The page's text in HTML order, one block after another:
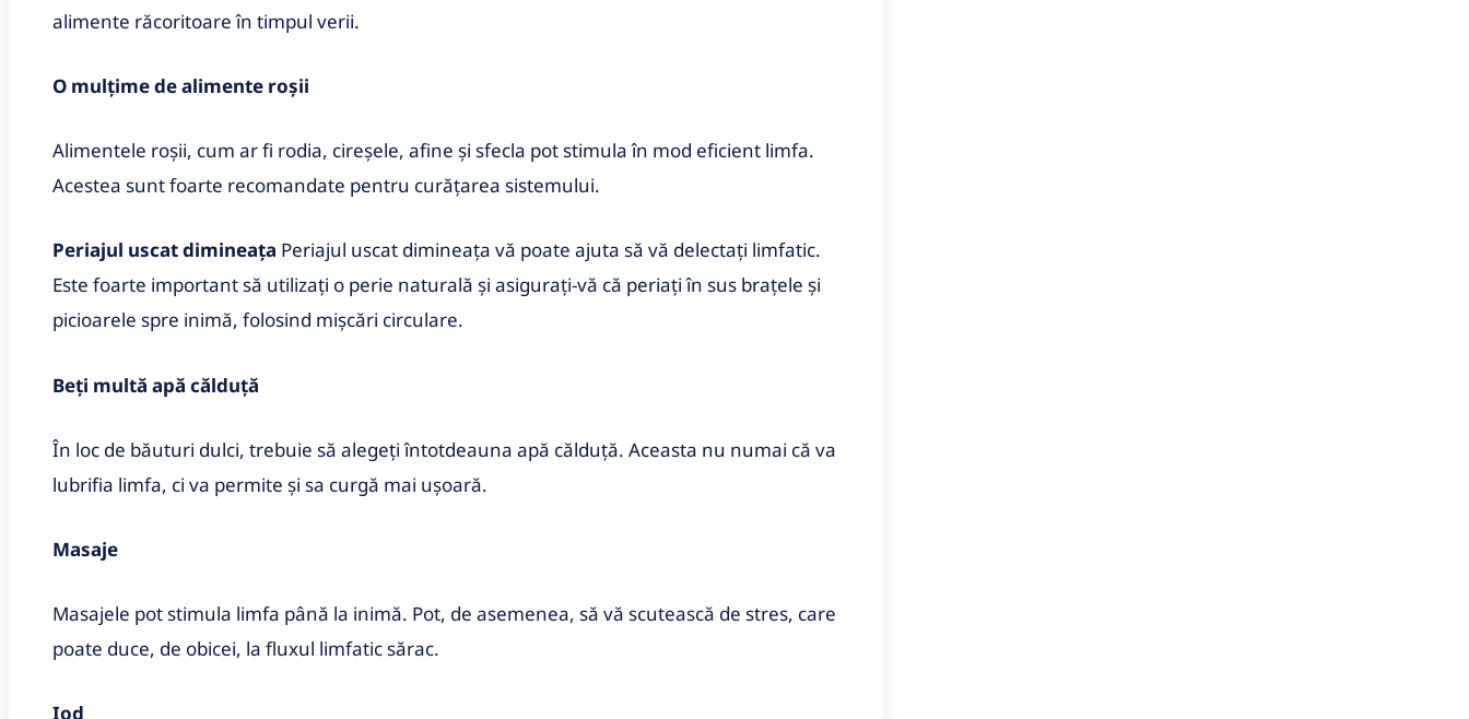
alimente răcoritoare în timpul verii.
O mulțime de alimente roșii
Alimentele roșii, cum ar fi rodia, cireșele, afine și sfecla pot stimula în mod eficient limfa.
Acestea sunt foarte recomandate pentru curățarea sistemului.
Periajul uscat dimineața Periajul uscat dimineața vă poate ajuta să vă delectați limfatic.
Este foarte important să utilizați o perie naturală și asigurați-vă că periați în sus brațele și
picioarele spre inimă, folosind mișcări circulare.
Beți multă apă călduță
În loc de băuturi dulci, trebuie să alegeți întotdeauna apă călduță. Aceasta nu numai că va
lubrifia limfa, ci va permite și sa curgă mai ușoară.
Masaje
Masajele pot stimula limfa până la inimă. Pot, de asemenea, să vă scutească de stres, care
poate duce, de obicei, la fluxul limfatic sărac.
Iod